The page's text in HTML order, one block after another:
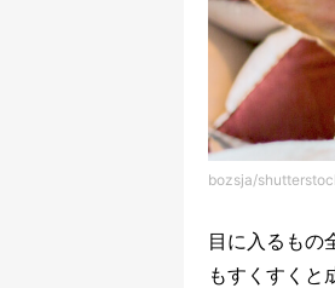
bozsja/
目に入るもの
もすくすくと